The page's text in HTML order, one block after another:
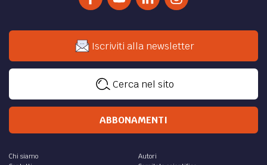
Iscriviti alla newsletter
Cerca nel sito
ABBONAMENTI
Chi siamo
Autori